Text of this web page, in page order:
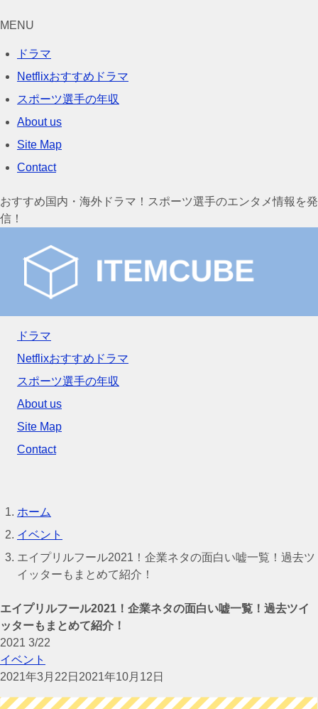
MENU
ドラマ
Netflixおすすめドラマ
スポーツ選手の年収
About us
Site Map
Contact
おすすめ国内・海外ドラマ！スポーツ選手のエンタメ情報を発
信！
ドラマ
Netflixおすすめドラマ
スポーツ選手の年収
About us
Site Map
Contact
ホーム
イベント
エイプリルフール2021！企業ネタの面白い嘘一覧！過去ツ
イッターもまとめて紹介！
エイプリルフール2021！企業ネタの面白い嘘一覧！過去ツイ
ッターもまとめて紹介！
2021 3/22
イベント
2021年3月22日 2021年10月12日